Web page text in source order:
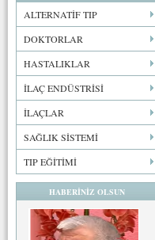
ALTERNATİF TIP
DOKTORLAR
HASTALIKLAR
İLAÇ ENDÜSTRİSİ
İLAÇLAR
SAĞLIK SİSTEMİ
TIP EĞİTİMİ
HABERİNİZ OLSUN